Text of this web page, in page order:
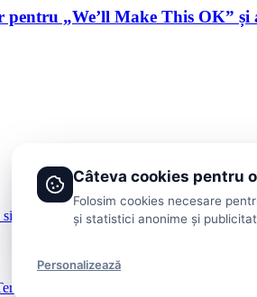
pentru „We’ll Make This OK”
Gradina
și Condiții
Câteva cookies pentru
Folosim cookies necesare
și statistici anonime și
Personalizează